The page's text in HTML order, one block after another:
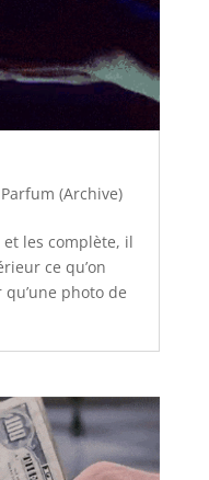
(Archive)
les complète, il
ce qu’on
photo de